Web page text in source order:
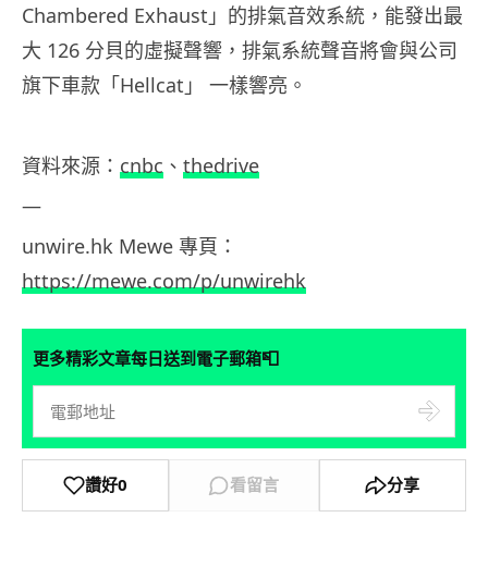
Chambered Exhaust」的排氣音效系統，能發出最
大 126 分貝的虛擬聲響，排氣系統聲音將會與公司
旗下車款「Hellcat」 一樣響亮。
資料來源： cnbc 、 thedrive
—
unwire.hk Mewe 專頁：
https://mewe.com/p/unwirehk
更多精彩文章每日送到電子郵箱📮
讚好0 看留言 分享